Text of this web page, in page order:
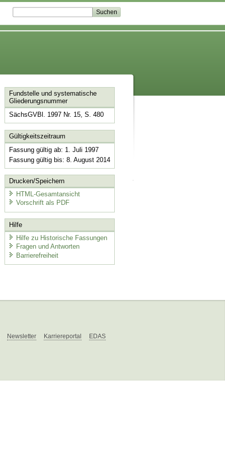
Fundstelle und systematische
Gliederungsnummer
SächsGVBl. 1997 Nr. 15, S. 480
Gültigkeitszeitraum
Fassung gültig ab: 1. Juli 1997
Fassung gültig bis: 8. August 2014
Drucken/Speichern
HTML-Gesamtansicht
Vorschrift als PDF
Hilfe
Hilfe zu Historische Fassungen
Fragen und Antworten
Barrierefreiheit
Newsletter Karriereportal EDAS